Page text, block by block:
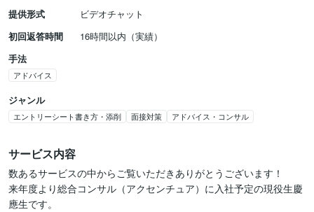
提供形式
ビデオチャット
初回返答時間
16時間以内（実績）
手法
アドバイス
ジャンル
エントリーシート書き方・添削 面接対策 アドバイス・コンサル
サービス内容
数あるサービスの中からご覧いただきありがとうございます！
来年度より総合コンサル（アクセンチュア）に入社予定の現役生慶
應生です。